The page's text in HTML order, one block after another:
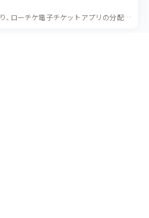
S席 LEncore有料会員先行 9/6(日)以降より､ローチケ電子チケットアプリの分配機能にて分配させていただきます。 携帯電話番号あてに分配いたしますので...